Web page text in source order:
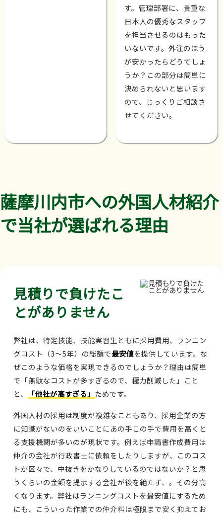
す。管理部署に、貴重な
日本人の優秀なスタッフ
を担当させるのはもった
いないです。外注のほう
が安かったらどうでしょ
うか？この部分は簡単に
決められないと思います
ので、じっくりご相談さ
せてください。
薩摩川内市への外国人材紹介
で当社が選ばれる理由
見積りで負けたこ
とがありません
弊社は、特定技能、技能実習生ともに採用費用、ランニン
グコスト（3～5年）の総額で最安値を提供しています。な
ぜこのような価格を実現できるのでしょうか？理由は簡単
で「無駄なコストが多すぎるので、極力削減した」こと
と、
「他社が高すぎる」 ためです。
外国人材の採用は制度が複雑なこともあり、採用企業の方
に知識がないのをいいことにあの手この手で費用を高くと
る支援機関が多いのが現状です。例えば申請書作成費用は
仲介の会社が行政書士に依頼をしたりしますが、このコス
トが区々で、中抜きをかなりしているのではないか？と思
うくらいの金額を提示する会社が後を絶たず、。その分高
くなります。弊社はランニングコストを最安値にするため
にも、こういった作業での仲介料は極限まで安く抑えてお